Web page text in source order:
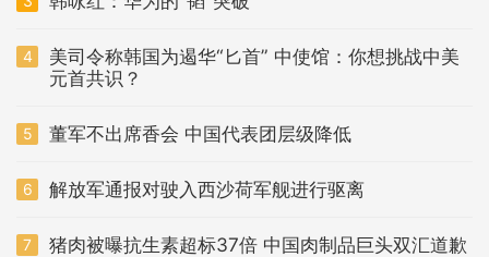
4
美司令称韩国为遏华“匕首” 中使馆：你想挑战中美
元首共识？
5 董军不出席香会 中国代表团层级降低
6 解放军通报对驶入西沙荷军舰进行驱离
7 猪肉被曝抗生素超标37倍 中国肉制品巨头双汇道歉